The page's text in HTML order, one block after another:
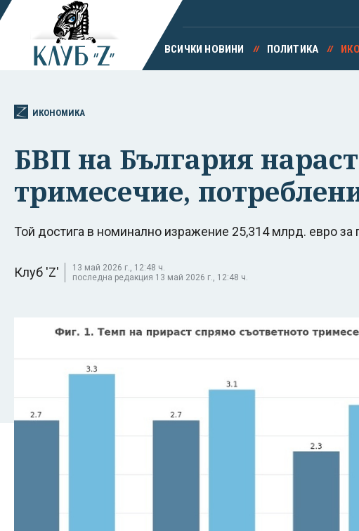
ВСИЧКИ НОВИНИ ПОЛИТИКА
ИКОНОМИКА
БВП на България
тримесечие,
Той достига в номинално изражение 25,314 млрд. евро за
Клуб 'Z'
13 май 2026 г., 12:48 ч.
последна редакция 13 май 2026 г., 12:48 ч.